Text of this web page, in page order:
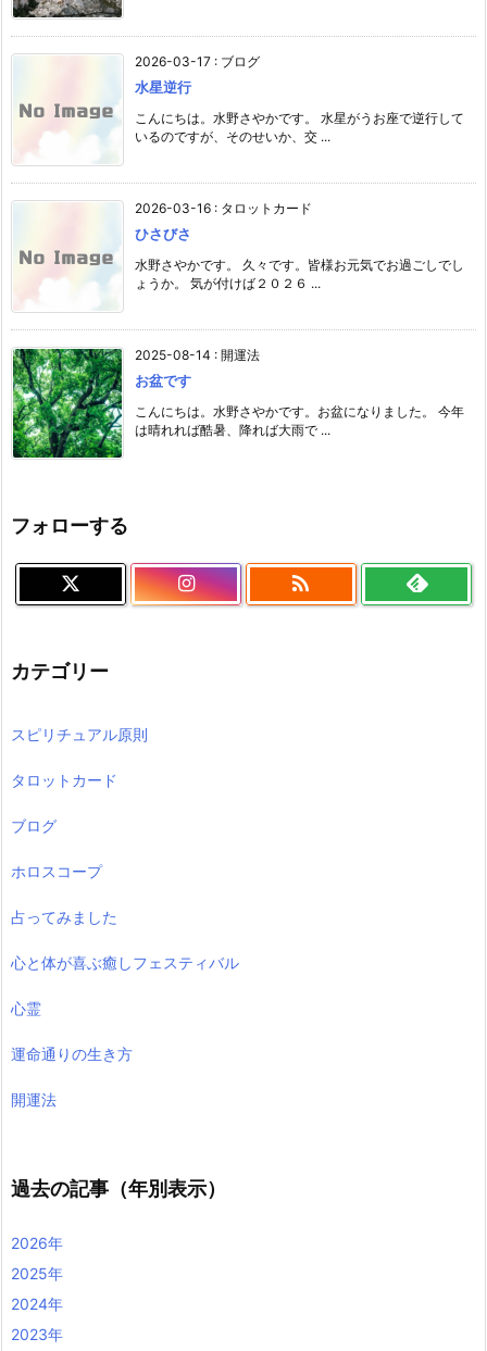
2026-03-17 : ブログ
水星逆行
こんにちは。水野さやかです。 水星がうお座で逆行して
いるのですが、そのせいか、交 ...
2026-03-16 : タロットカード
ひさびさ
水野さやかです。 久々です。皆様お元気でお過ごしでし
ょうか。 気が付けば２０２６ ...
2025-08-14 : 開運法
お盆です
こんにちは。水野さやかです。お盆になりました。 今年
は晴れれば酷暑、降れば大雨で ...
フォローする

カテゴリー
スピリチュアル原則
タロットカード
ブログ
ホロスコープ
占ってみました
心と体が喜ぶ癒しフェスティバル
心霊
運命通りの生き方
開運法
過去の記事（年別表示）
2026年
2025年
2024年
2023年